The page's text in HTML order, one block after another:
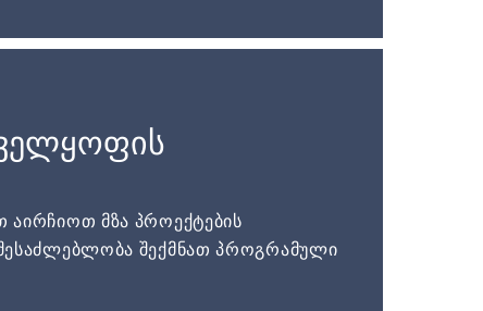
აირჩიოთ მზა პროექტების
შექმნათ პროგრამული